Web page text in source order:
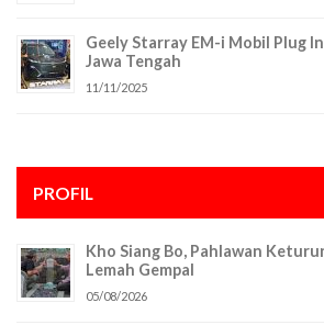
Geely Starray EM-i Mobil Plug
Jawa Tengah
11/11/2025
PROFIL
Kho Siang Bo, Pahlawan
Lemah Gempal
05/08/2026